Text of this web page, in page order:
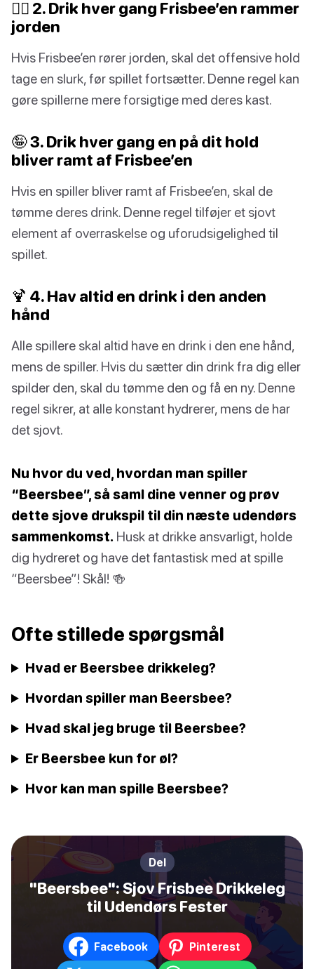
🙅‍♀️ 2. Drik hver gang Frisbee’en rammer
jorden
Hvis Frisbee’en rører jorden, skal det offensive hold
tage en slurk, før spillet fortsætter. Denne regel kan
gøre spillerne mere forsigtige med deres kast.
🤪 3. Drik hver gang en på dit hold
bliver ramt af Frisbee’en
Hvis en spiller bliver ramt af Frisbee’en, skal de
tømme deres drink. Denne regel tilføjer et sjovt
element af overraskelse og uforudsigelighed til
spillet.
🍹 4. Hav altid en drink i den anden
hånd
Alle spillere skal altid have en drink i den ene hånd,
mens de spiller. Hvis du sætter din drink fra dig eller
spilder den, skal du tømme den og få en ny. Denne
regel sikrer, at alle konstant hydrerer, mens de har
det sjovt.
Nu hvor du ved, hvordan man spiller
“Beersbee”, så saml dine venner og prøv
dette sjove drukspil til din næste udendørs
sammenkomst. Husk at drikke ansvarligt, holde
dig hydreret og have det fantastisk med at spille
“Beersbee”! Skål! 🍻
Ofte stillede spørgsmål
Hvad er Beersbee drikkeleg?
Hvordan spiller man Beersbee?
Hvad skal jeg bruge til Beersbee?
Er Beersbee kun for øl?
Hvor kan man spille Beersbee?
Del
"Beersbee": Sjov Frisbee Drikkeleg
til Udendørs Fester
Facebook Pinterest